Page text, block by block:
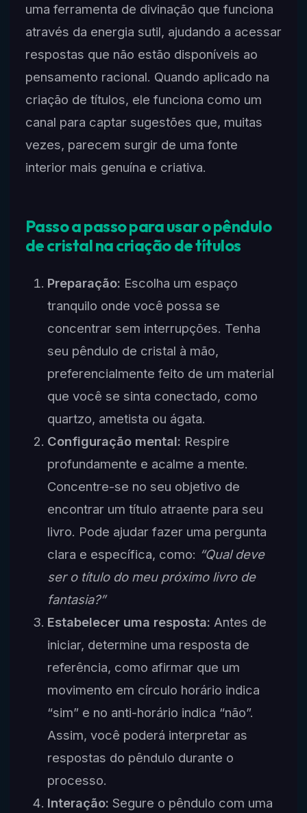
uma ferramenta de divinação que funciona
através da energia sutil, ajudando a acessar
respostas que não estão disponíveis ao
pensamento racional. Quando aplicado na
criação de títulos, ele funciona como um
canal para captar sugestões que, muitas
vezes, parecem surgir de uma fonte
interior mais genuína e criativa.
Passo a passo para usar o pêndulo
de cristal na criação de títulos
Preparação: Escolha um espaço
tranquilo onde você possa se
concentrar sem interrupções. Tenha
seu pêndulo de cristal à mão,
preferencialmente feito de um material
que você se sinta conectado, como
quartzo, ametista ou ágata.
Configuração mental: Respire
profundamente e acalme a mente.
Concentre-se no seu objetivo de
encontrar um título atraente para seu
livro. Pode ajudar fazer uma pergunta
clara e específica, como: “Qual deve
ser o título do meu próximo livro de
fantasia?”
Estabelecer uma resposta: Antes de
iniciar, determine uma resposta de
referência, como afirmar que um
movimento em círculo horário indica
“sim” e no anti-horário indica “não”.
Assim, você poderá interpretar as
respostas do pêndulo durante o
processo.
Interação: Segure o pêndulo com uma